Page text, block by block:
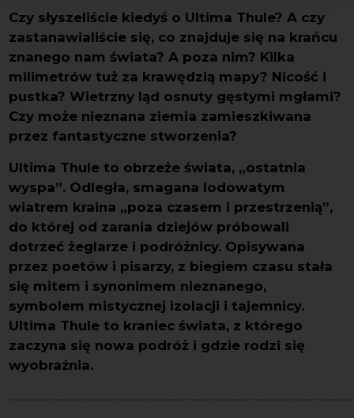
Czy słyszeliście kiedyś o Ultima Thule? A czy
zastanawialiście się, co znajduje się na krańcu
znanego nam świata? A poza nim? Kilka
milimetrów tuż za krawędzią mapy? Nicość i
pustka? Wietrzny ląd osnuty gęstymi mgłami?
Czy może nieznana ziemia zamieszkiwana
przez fantastyczne stworzenia?
Ultima Thule to obrzeże świata, „ostatnia
wyspa”. Odległa, smagana lodowatym
wiatrem kraina „poza czasem i przestrzenią”,
do której od zarania dziejów próbowali
dotrzeć żeglarze i podróżnicy. Opisywana
przez poetów i pisarzy, z biegiem czasu stała
się mitem i synonimem nieznanego,
symbolem mistycznej izolacji i tajemnicy.
Ultima Thule to kraniec świata, z którego
zaczyna się nowa podróż i gdzie rodzi się
wyobraźnia.